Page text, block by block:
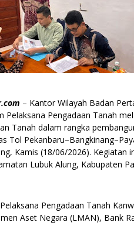
– Kantor Wilayah Badan
Pelaksana Pengadaan Tanah
Tanah dalam rangka
Tol
Kamis (18/06/2026). Kegiatan
Lubuk Alung, Kabupaten
Pengadaan Tanah
Aset Negara (LMAN), Bank